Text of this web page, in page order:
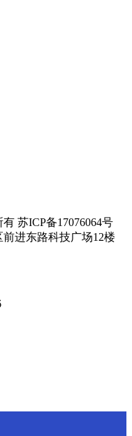
苏ICP备17076064号
进东路科技广场12楼